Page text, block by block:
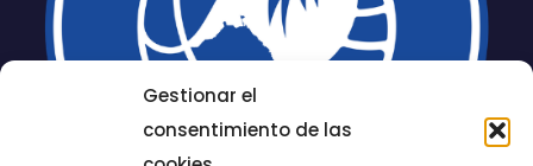
Gestionar el
consentimiento de las